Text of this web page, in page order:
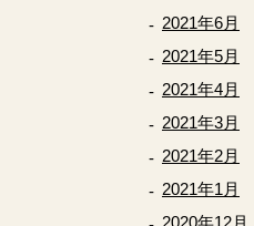
2021年6月
2021年5月
2021年4月
2021年3月
2021年2月
2021年1月
2020年12月